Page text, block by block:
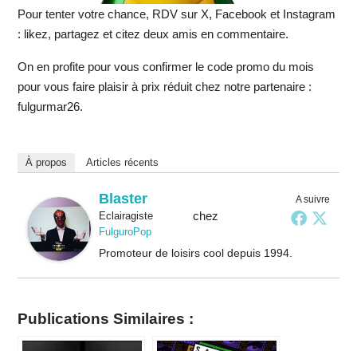
Pour tenter votre chance, RDV sur X, Facebook et Instagram
: likez, partagez et citez deux amis en commentaire.
On en profite pour vous confirmer le code promo du mois
pour vous faire plaisir à prix réduit chez notre partenaire :
fulgurmar26.
À propos Articles récents
A suivre
Blaster
Eclairagistechez
FulguroPop
Promoteur de loisirs cool depuis 1994.
Publications Similaires :